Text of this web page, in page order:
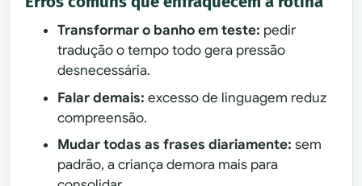
Transformar o banho em teste: pedir
tradução o tempo todo gera pressão
desnecessária.
Falar demais: excesso de linguagem reduz
compreensão.
Mudar todas as frases diariamente: sem
padrão, a criança demora mais para